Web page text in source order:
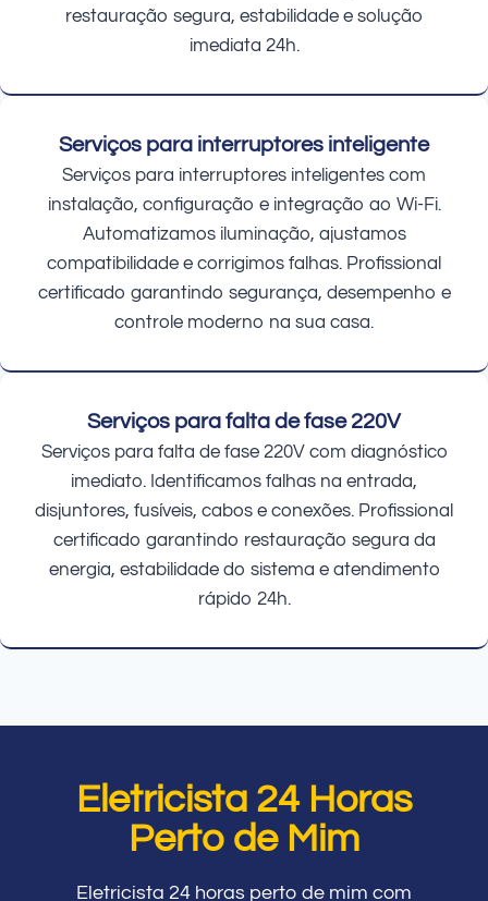
restauração segura, estabilidade e solução
imediata 24h.
Serviços para interruptores inteligente
Serviços para interruptores inteligentes com
instalação, configuração e integração ao Wi-Fi.
Automatizamos iluminação, ajustamos
compatibilidade e corrigimos falhas. Profissional
certificado garantindo segurança, desempenho e
controle moderno na sua casa.
Serviços para falta de fase 220V
Serviços para falta de fase 220V com diagnóstico
imediato. Identificamos falhas na entrada,
disjuntores, fusíveis, cabos e conexões. Profissional
certificado garantindo restauração segura da
energia, estabilidade do sistema e atendimento
rápido 24h.
Eletricista 24 Horas
Perto de Mim
Eletricista 24 horas perto de mim com